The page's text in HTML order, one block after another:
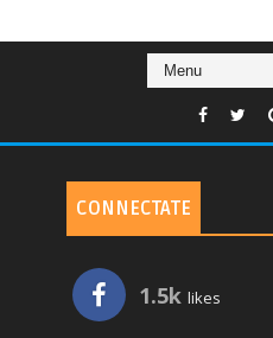
CONNECTATE
1.5k likes